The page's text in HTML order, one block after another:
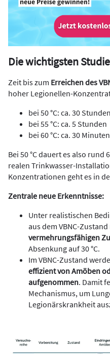
Die wichtigsten
Zeit bis zum Erreichen des
hoher Legionellen-
bei 50 °C: ca. 30 Stunden
bei 55 °C: ca. 5 Stunden
bei 60 °C: ca. 30 Minuten
Bei 50 °C dauert es also rund
realen Trinkwasser-
Konzentrationen geht es in
Zentrale neue Erkenntnisse:
Unter realistischen
aus dem VBNC-Zustand
vermehrungsfähigen
Absenkung auf 30 °C.
Im VBNC-Zustand
effizient von Amöben
aufgenommen. Damit
Mechanismus, um
Legionärskrankheit